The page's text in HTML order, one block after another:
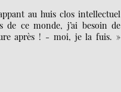
au huis clos intellectuel
de ce monde, j’ai besoin de
après ! - moi, je la fuis. »